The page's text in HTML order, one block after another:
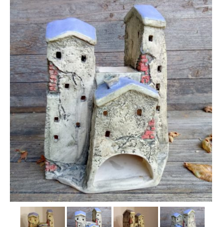
Sklep
Kim jesteśmy?
Kontakt
Deutsch